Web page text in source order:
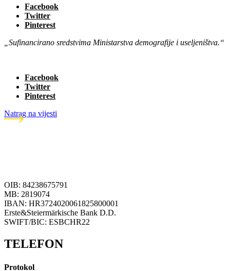
Facebook
Twitter
Pinterest
„Sufinancirano sredstvima Ministarstva demografije i useljeništva.“
Facebook
Twitter
Pinterest
Natrag na vijesti
OIB: 84238675791
MB: 2819074
IBAN: HR3724020061825800001
Erste&Steiermärkische Bank D.D.
SWIFT/BIC: ESBCHR22
TELEFON
Protokol